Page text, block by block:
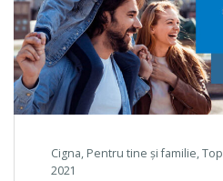
Cigna, Pentru tine și familie,Top
2021